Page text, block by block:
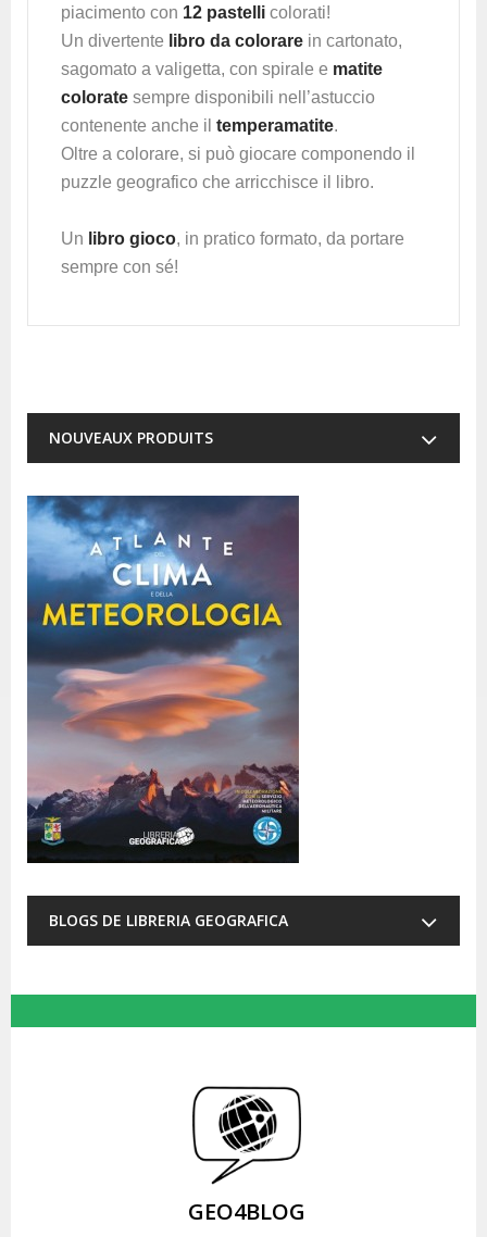
piacimento con 12 pastelli colorati!
Un divertente libro da colorare in cartonato,
sagomato a valigetta, con spirale e matite
colorate sempre disponibili nell’astuccio
contenente anche il temperamatite.
Oltre a colorare, si può giocare componendo il
puzzle geografico che arricchisce il libro.
Un libro gioco, in pratico formato, da portare
sempre con sé!
NOUVEAUX PRODUITS
BLOGS DE LIBRERIA GEOGRAFICA
GEO4BLOG